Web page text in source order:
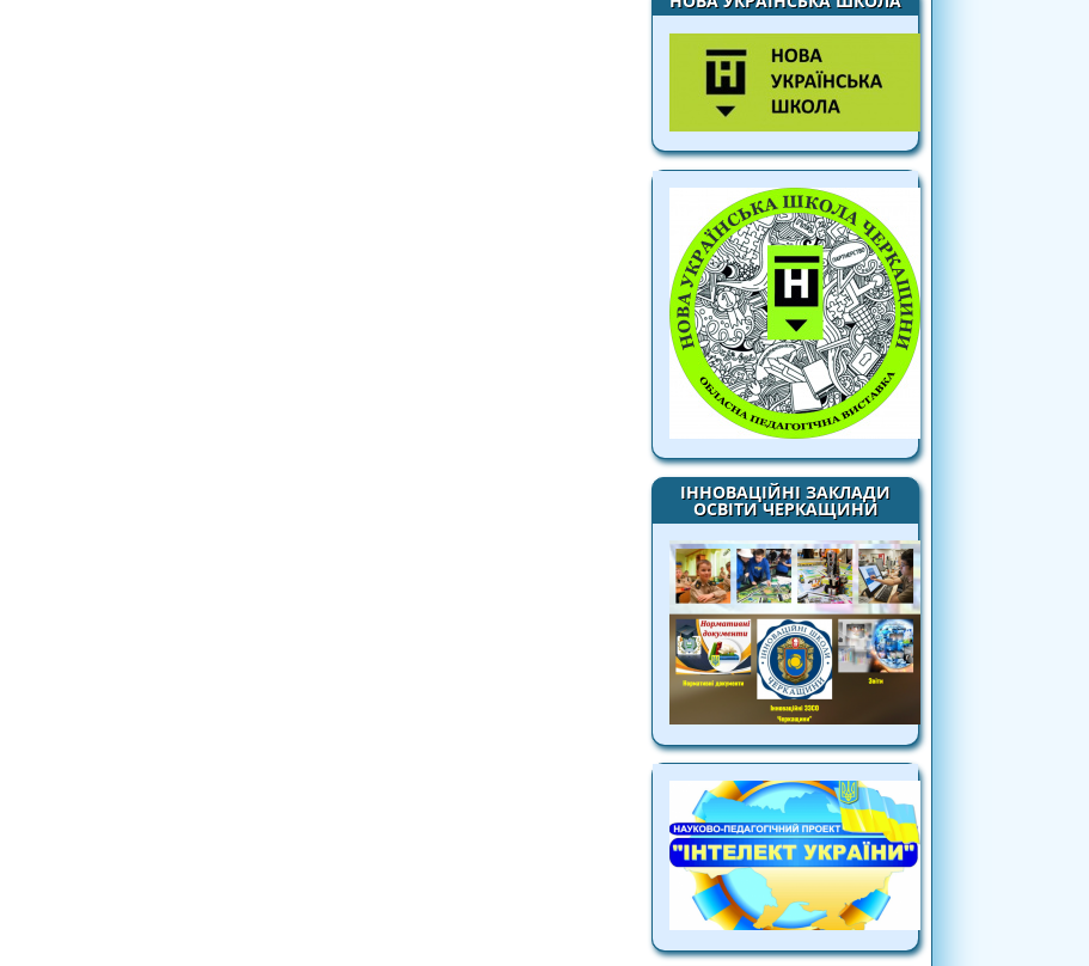
ІННОВАЦІЙНІ ЗАКЛАДИ
ОСВІТИ ЧЕРКАЩИНИ